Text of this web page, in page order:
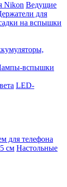
Nikon Ведущие
для
на вспышки
вспышки
LED-
для телефона
см Настольные